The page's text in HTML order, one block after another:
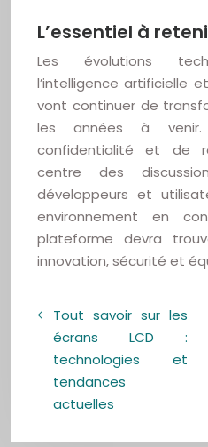
L’essentiel à
Les évolutions
l’intelligence artificielle
vont continuer de
les années à
confidentialité et de
centre des
développeurs et
environnement en
plateforme devra
innovation, sécurité et
Tout savoir sur les
écrans LCD :
technologies et
tendances
actuelles